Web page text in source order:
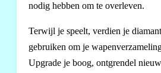
nodig hebben om te overleven.
Terwijl je speelt, verdien je
gebruiken om je
Upgrade je boog, ontgrendel